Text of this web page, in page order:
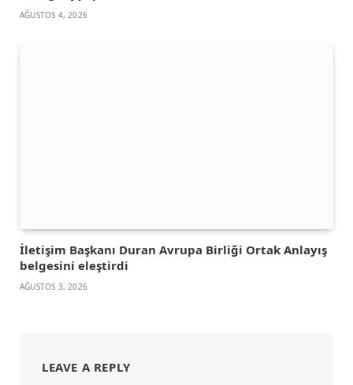
AĞUSTOS 4, 2026
İletişim Başkanı Duran Avrupa Birliği Ortak Anlayış
belgesini eleştirdi
AĞUSTOS 3, 2026
LEAVE A REPLY